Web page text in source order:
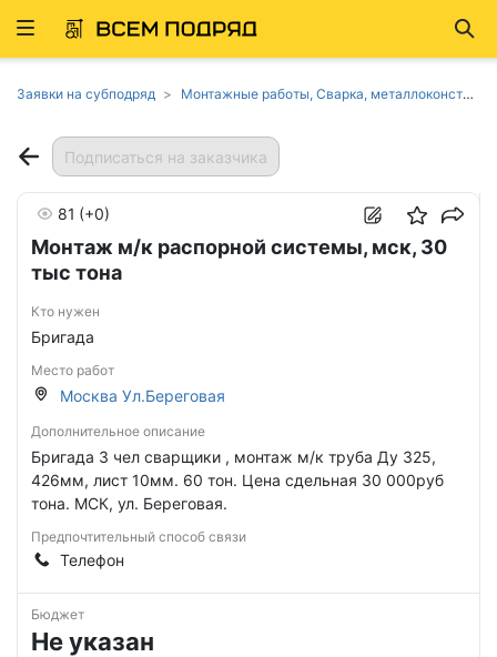
Развернуть
Заявки на субподряд Монтажные работы, Сварка, металлоконструкции в Москве
Подписаться на заказчика
Монтаж м/к распорной системы, мск, 30
тыс тона
81 (+0)
Кто нужен
Бригада
Место работ
Москва Ул.Береговая
Дополнительное описание
Бригада 3 чел сварщики , монтаж м/к труба Ду 325,
426мм, лист 10мм. 60 тон. Цена сдельная 30 000руб
тона. МСК, ул. Береговая.
Предпочтительный способ связи
Телефон
Бюджет
Не указан